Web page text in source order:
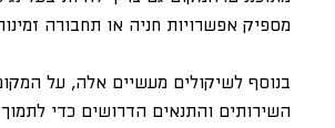
מספיק אפשרויות חניה או תחבורה
בנוסף לשיקולים מעשיים אלה, על
השירותים והתנאים הדרושים כדי